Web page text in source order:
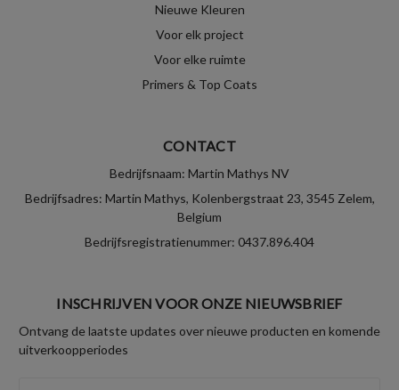
Nieuwe Kleuren
Voor elk project
Voor elke ruimte
Primers & Top Coats
CONTACT
Bedrijfsnaam: Martin Mathys NV
Bedrijfsadres: Martin Mathys, Kolenbergstraat 23, 3545 Zelem,
Belgium
Bedrijfsregistratienummer: 0437.896.404
INSCHRIJVEN VOOR ONZE NIEUWSBRIEF
Ontvang de laatste updates over nieuwe producten en komende
uitverkoopperiodes